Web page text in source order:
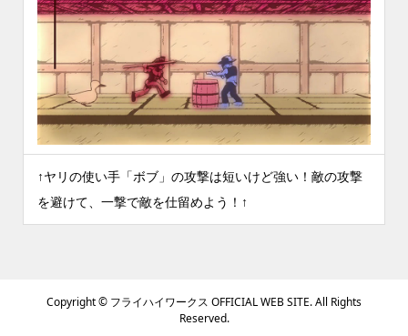
↑ヤリの使い手「ボブ」の攻撃は短いけど強い！敵の攻撃
を避けて、一撃で敵を仕留めよう！↑
Copyright © フライハイワークス OFFICIAL WEB SITE. All Rights
Reserved.